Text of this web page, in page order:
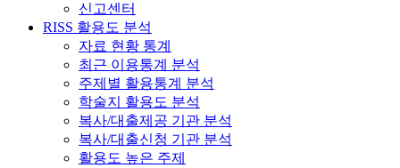
신고센터
RISS 활용도 분석
자료 현황 통계
최근 이용통계 분석
주제별 활용통계 분석
학술지 활용도 분석
복사/대출제공 기관 분석
복사/대출신청 기관 분석
활용도 높은 주제